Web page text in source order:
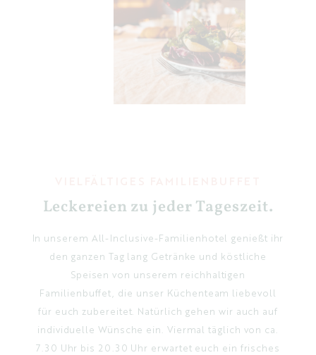
Leckereien zu jeder Tageszeit.
In unserem All-Inclusive-Familienhotel genießt ihr
den ganzen Tag lang Getränke und köstliche
Speisen von unserem reichhaltigen
Familienbuffet, die unser Küchenteam liebevoll
für euch zubereitet. Natürlich gehen wir auch auf
individuelle Wünsche ein. Viermal täglich von ca.
7.30 Uhr bis 20.30 Uhr erwartet euch ein frisches